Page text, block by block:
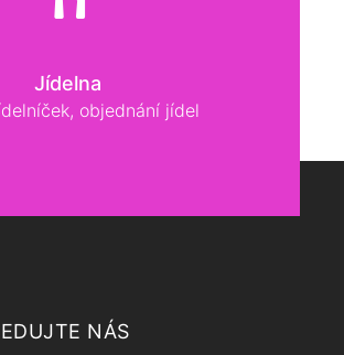
Jídelna
objednání jídel
NÁS